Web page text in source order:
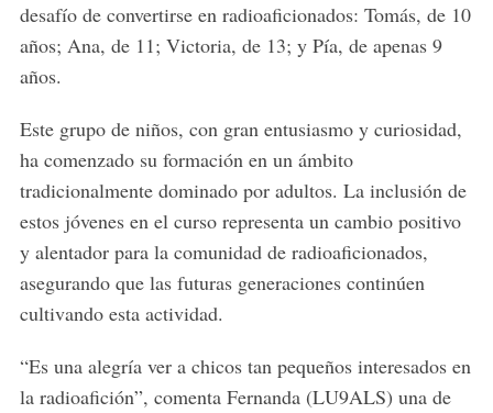
desafío de convertirse en radioaficionados: Tomás, de 10
años; Ana, de 11; Victoria, de 13; y Pía, de apenas 9
años.
Este grupo de niños, con gran entusiasmo y curiosidad,
ha comenzado su formación en un ámbito
tradicionalmente dominado por adultos. La inclusión de
estos jóvenes en el curso representa un cambio positivo
y alentador para la comunidad de radioaficionados,
asegurando que las futuras generaciones continúen
cultivando esta actividad.
“Es una alegría ver a chicos tan pequeños interesados en
la radioafición”, comenta Fernanda (LU9ALS) una de